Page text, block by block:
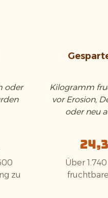
oder
zu
Kilogramm
vor Erosion,
oder neu
Über